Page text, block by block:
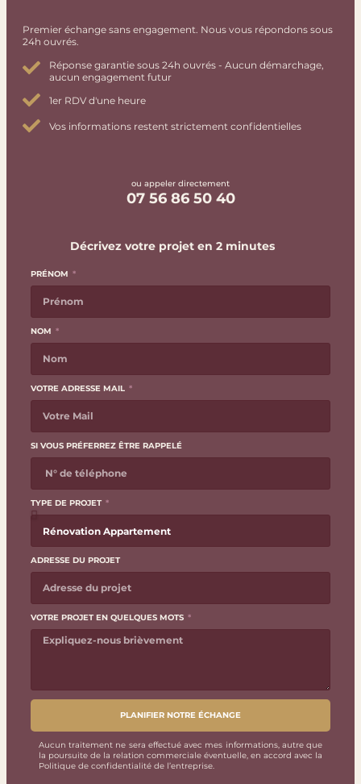
Premier échange sans engagement. Nous vous répondons sous
24h ouvrés.
Réponse garantie sous 24h ouvrés - Aucun démarchage,
aucun engagement futur
1er RDV d'une heure
Vos informations restent strictement confidentielles
ou appeler directement
07 56 86 50 40
Décrivez votre projet en 2 minutes
PRÉNOM
NOM
VOTRE ADRESSE MAIL
SI VOUS PRÉFERREZ ÊTRE RAPPELÉ
TYPE DE PROJET
ADRESSE DU PROJET
VOTRE PROJET EN QUELQUES MOTS
PLANIFIER NOTRE ÉCHANGE
Aucun traitement ne sera effectué avec mes informations, autre que
la poursuite de la relation commerciale éventuelle, en accord avec la
Politique de confidentialité de l’entreprise.